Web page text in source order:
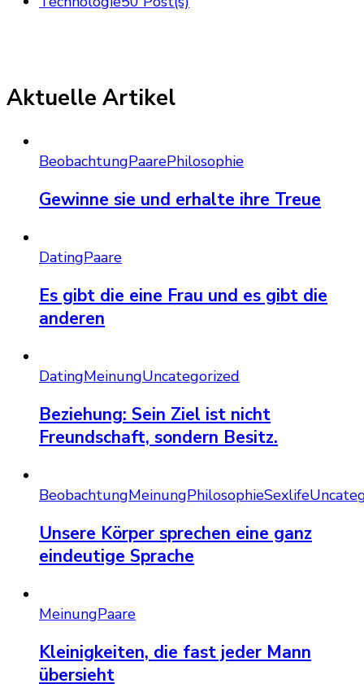
Aktuelle Artikel
BeobachtungPaarePhilosophie
Gewinne sie und erhalte ihre Treue
DatingPaare
Es gibt die eine Frau und es gibt die
anderen
DatingMeinungUncategorized
Beziehung: Sein Ziel ist nicht
Freundschaft, sondern Besitz.
BeobachtungMeinungPhilosophieSexlife
Unsere Körper sprechen eine ganz
eindeutige Sprache
MeinungPaare
Kleinigkeiten, die fast jeder Mann
übersieht